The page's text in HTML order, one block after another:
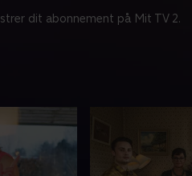
dit abonnement på Mit TV 2.